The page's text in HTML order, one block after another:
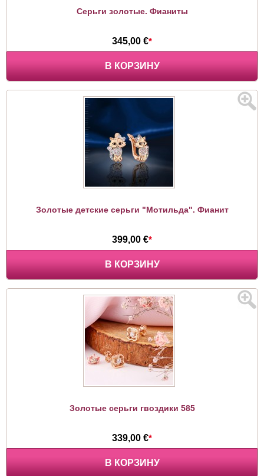
Серьги золотые. Фианиты
345,00 €*
В КОРЗИНУ
Золотые детские серьги "Мотильда". Фианит
399,00 €*
В КОРЗИНУ
Золотые серьги гвоздики 585
339,00 €*
В КОРЗИНУ